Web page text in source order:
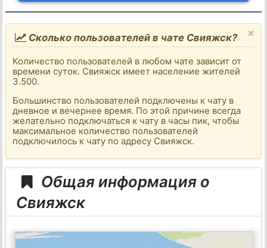
×
Сколько пользователей в чате Свияжск?
Количество пользователей в любом чате зависит от
времени суток. Свияжск имеет население жителей
3.500.
Большинство пользователей подключены к чату в
дневное и вечернее время. По этой причине всегда
желательно подключаться к чату в часы пик, чтобы
максимальное количество пользователей
подключилось к чату по адресу Свияжск.
Общая информация о
Свияжск